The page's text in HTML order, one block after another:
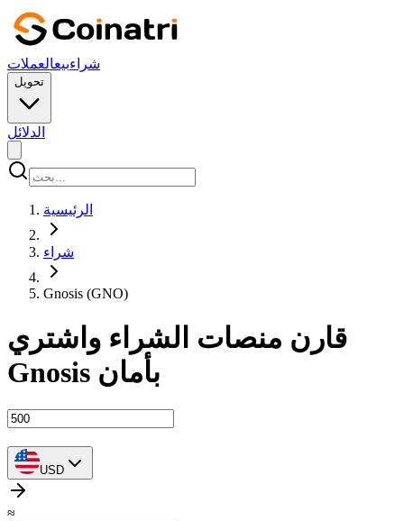
شراءبيعالعملات
تحويل
الدلائل
الرئيسية
شراء
Gnosis (GNO)
قارن منصات الشراء واشتري
Gnosis بأمان
USD
≈